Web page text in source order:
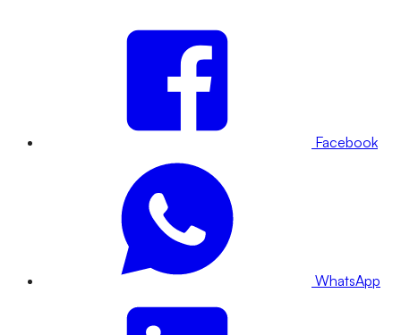
Facebook
WhatsApp